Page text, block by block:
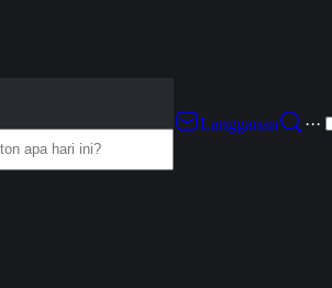
Langganan
···